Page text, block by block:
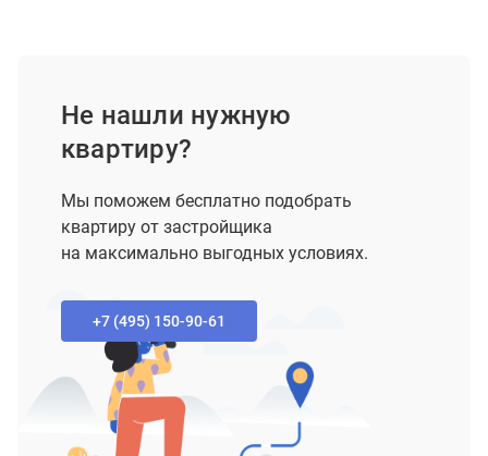
Не нашли нужную
квартиру?
Мы поможем бесплатно подобрать
квартиру от застройщика
на максимально выгодных условиях.
+7 (495) 150-90-61‬